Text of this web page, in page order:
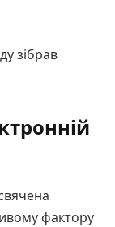
зібрав
фактору